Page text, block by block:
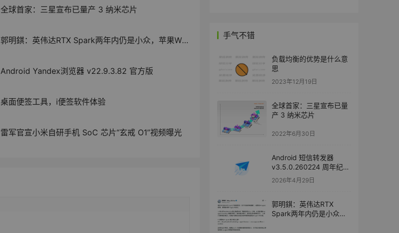
全球首家：三星宣布已量产 3 纳米芯片
郭明錤：英伟达RTX Spark两年内仍是小众，苹果WWDC如何接招AI智能体成焦点
Android Yandex浏览器 v22.9.3.82 官方版
桌面便签工具，i便签软件体验
雷军官宣小米自研手机 SoC 芯片“玄戒 O1”视频曝光
手气不错
负载均衡的优势是什么意
思
2023年12月19日
全球首家：三星宣布已量
产 3 纳米芯片
2022年6月30日
Android 短信转发器
v3.5.0.260224 周年纪念
版
2026年4月29日
郭明錤：英伟达RTX
Spark两年内仍是小众，